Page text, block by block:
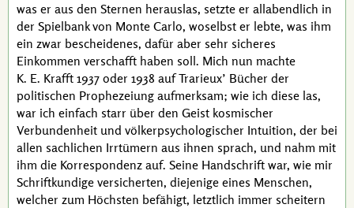
was er aus den Sternen herauslas, setzte er allabendlich in
der Spielbank von Monte Carlo, woselbst er lebte, was ihm
ein zwar bescheidenes, dafür aber sehr sicheres
Einkommen verschafft haben soll. Mich nun machte
K. E. Krafft 1937 oder 1938 aufTrarieux’ Bücher der
politischen Prophezeiung aufmerksam; wie ich diese las,
war ich einfach starr über den Geist kosmischer
Verbundenheit und völkerpsychologischer Intuition, der bei
allen sachlichen Irrtümern aus ihnen sprach, und nahm mit
ihm die Korrespondenz auf. Seine Handschrift war, wie mir
Schriftkundige versicherten, diejenige eines Menschen,
welcher zum Höchsten befähigt, letztlich immer scheitern